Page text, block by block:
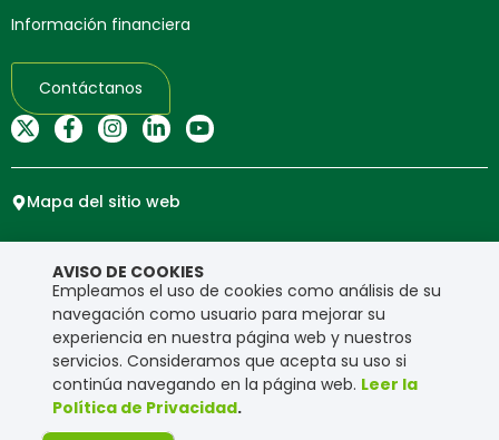
Información financiera
Contáctanos
Mapa del sitio web
Política de privacidad
AVISO DE COOKIES
Empleamos el uso de cookies como análisis de su
navegación como usuario para mejorar su
experiencia en nuestra página web y nuestros
servicios. Consideramos que acepta su uso si
continúa navegando en la página web. Leer la
Política de Privacidad.